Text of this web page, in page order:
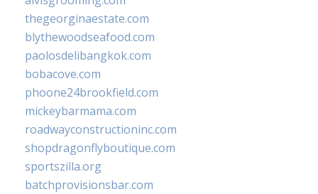
thegeorginaestate.com
blythewoodseafood.com
paolosdelibangkok.com
bobacove.com
phoone24brookfield.com
mickeybarmama.com
roadwayconstructioninc.com
shopdragonflyboutique.com
sportszilla.org
batchprovisionsbar.com